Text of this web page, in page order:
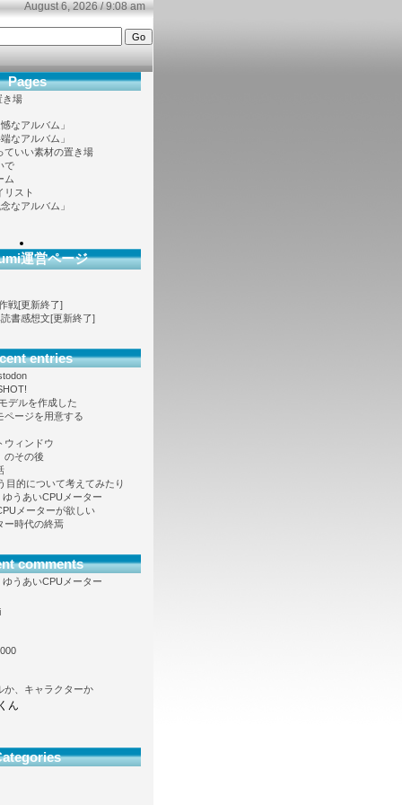
August 6, 2026 / 9:08 am
Pages
き場
なアルバム」
なアルバム」
ていい素材の置き場
で
ム
リスト
なアルバム」
運営ページ
戦[更新終了]
書感想文[更新終了]
entries
デルを作成した
ページを用意する
ウィンドウ
のその後
目的について考えてみたり
うあいCPUメーター
メーターが欲しい
ー時代の終焉
comments
うあいCPUメーター
か、キャラクターか
ん